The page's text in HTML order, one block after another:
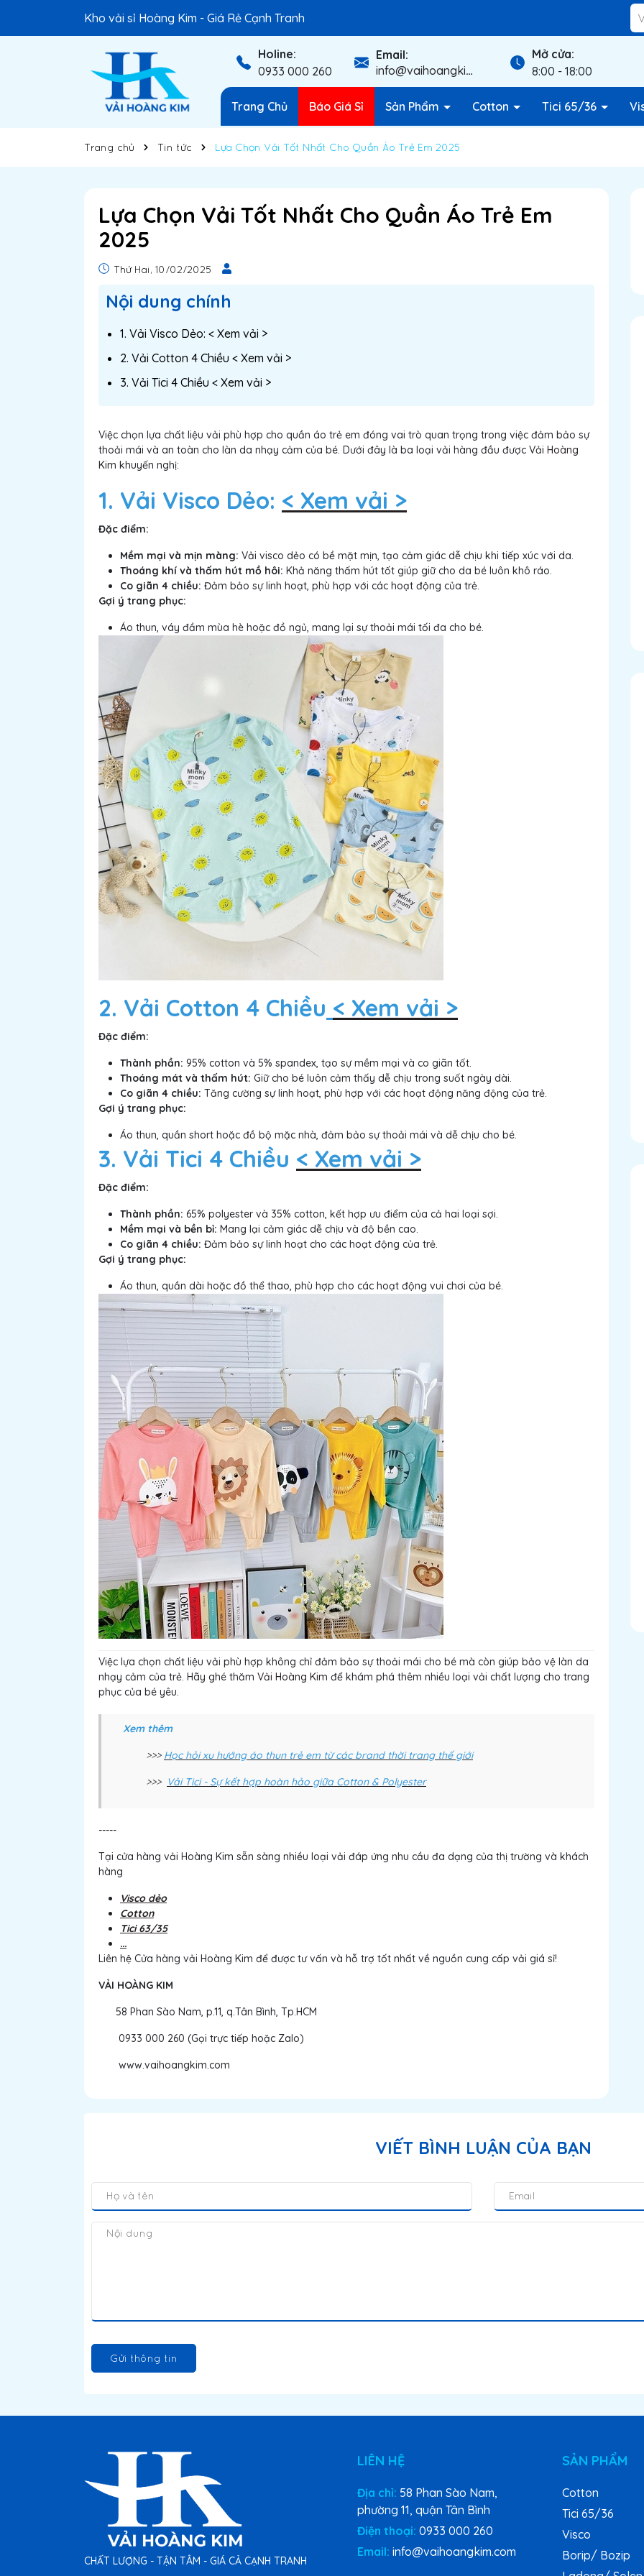
Kho vải sỉ Hoàng Kim - Giá Rẻ Cạnh Tranh
Holine:
0933 000 260
Email:
info@vaihoangkim.com
Mở cửa:
8:00 - 18:00
Trang Chủ Báo Giá Sỉ Sản Phẩm Cotton Tici 65/36
Trang chủ Tin tức Lựa Chọn Vải Tốt Nhất Cho Quần Áo Trẻ Em 2025
Lựa Chọn Vải Tốt Nhất Cho Quần Áo Trẻ Em
2025
Thứ Hai, 10/02/2025
Nội dung chính
1. Vải Visco Dẻo: < Xem vải >
2. Vải Cotton 4 Chiều < Xem vải >
3. Vải Tici 4 Chiều < Xem vải >
Việc chọn lựa chất liệu vải phù hợp cho quần áo trẻ em đóng vai trò quan trọng trong việc đảm bảo sự
thoải mái và an toàn cho làn da nhạy cảm của bé. Dưới đây là ba loại vải hàng đầu được Vải Hoàng
Kim khuyến nghị:
1. Vải Visco Dẻo: < Xem vải >
Đặc điểm:
Mềm mại và mịn màng: Vải visco dẻo có bề mặt mịn, tạo cảm giác dễ chịu khi tiếp xúc với da.
Thoáng khí và thấm hút mồ hôi: Khả năng thấm hút tốt giúp giữ cho da bé luôn khô ráo.
Co giãn 4 chiều: Đảm bảo sự linh hoạt, phù hợp với các hoạt động của trẻ.
Gợi ý trang phục:
Áo thun, váy đầm mùa hè hoặc đồ ngủ, mang lại sự thoải mái tối đa cho bé.
2. Vải Cotton 4 Chiều < Xem vải >
Đặc điểm:
Thành phần: 95% cotton và 5% spandex, tạo sự mềm mại và co giãn tốt.
Thoáng mát và thấm hút: Giữ cho bé luôn cảm thấy dễ chịu trong suốt ngày dài.
Co giãn 4 chiều: Tăng cường sự linh hoạt, phù hợp với các hoạt động năng động của trẻ.
Gợi ý trang phục:
Áo thun, quần short hoặc đồ bộ mặc nhà, đảm bảo sự thoải mái và dễ chịu cho bé.
3. Vải Tici 4 Chiều < Xem vải >
Đặc điểm:
Thành phần: 65% polyester và 35% cotton, kết hợp ưu điểm của cả hai loại sợi.
Mềm mại và bền bỉ: Mang lại cảm giác dễ chịu và độ bền cao.
Co giãn 4 chiều: Đảm bảo sự linh hoạt cho các hoạt động của trẻ.
Gợi ý trang phục:
Áo thun, quần dài hoặc đồ thể thao, phù hợp cho các hoạt động vui chơi của bé.
Việc lựa chọn chất liệu vải phù hợp không chỉ đảm bảo sự thoải mái cho bé mà còn giúp bảo vệ làn da
nhạy cảm của trẻ. Hãy ghé thăm Vải Hoàng Kim để khám phá thêm nhiều loại vải chất lượng cho trang
phục của bé yêu.
Xem thêm
>>> Học hỏi xu hướng áo thun trẻ em từ các brand thời trang thế giới
>>> Vải Tici - Sự kết hợp hoàn hảo giữa Cotton & Polyester
-----
Tại cửa hàng vải Hoàng Kim sẵn sàng nhiều loại vải đáp ứng nhu cầu đa dạng của thị trường và khách
hàng
Visco dẻo
Cotton
Tici 63/35
...
Liên hệ Cửa hàng vải Hoàng Kim để được tư vấn và hỗ trợ tốt nhất về nguồn cung cấp vải giá sỉ!
VẢI HOÀNG KIM
58 Phan Sào Nam, p.11, q.Tân Bình, Tp.HCM
0933 000 260 (Gọi trực tiếp hoặc Zalo)
www.vaihoangkim.com
VIẾT BÌNH LUẬN CỦA BẠN
Gửi thông tin
CHẤT LƯỢNG - TẬN TÂM - GIÁ CẢ CẠNH TRANH
LIÊN HỆ
Địa chỉ: 58 Phan Sào Nam,
phường 11, quận Tân Bình
Điện thoại: 0933 000 260
Email: info@vaihoangkim.com
SẢN PHẨM
Cotton
Tici 65/36
Visco
Borip/ Bozip